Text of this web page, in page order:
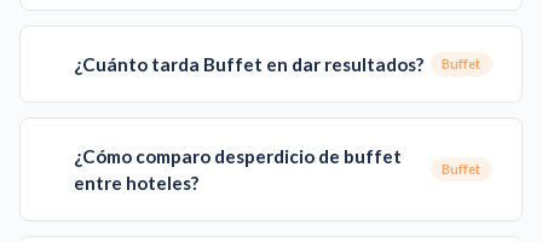
¿Cuánto tarda Buffet en dar resultados? Buffet
¿Cómo comparo desperdicio de buffet
entre hoteles?
Buffet